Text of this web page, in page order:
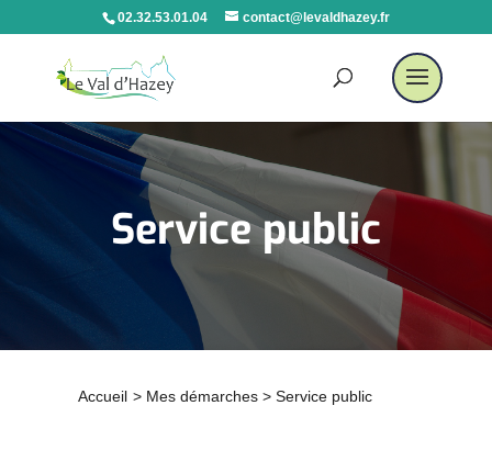
02.32.53.01.04 contact@levaldhazey.fr
Service public
Accueil > Mes démarches > Service public